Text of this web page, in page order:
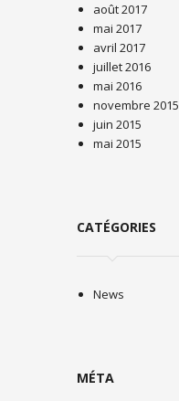
août 2017
mai 2017
avril 2017
juillet 2016
mai 2016
novembre 2015
juin 2015
mai 2015
CATÉGORIES
News
MÉTA